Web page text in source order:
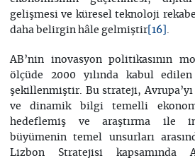
gelişmesi ve küresel teknoloji
daha belirgin hâle gelmiştir[16] .
AB’nin inovasyon politikasının
ölçüde 2000 yılında kabul
şekillenmiştir. Bu strateji, Avrupa’yı
ve dinamik bilgi temelli
hedeflemiş ve araştırma ile
büyümenin temel unsurları
Lizbon Stratejisi kapsamında